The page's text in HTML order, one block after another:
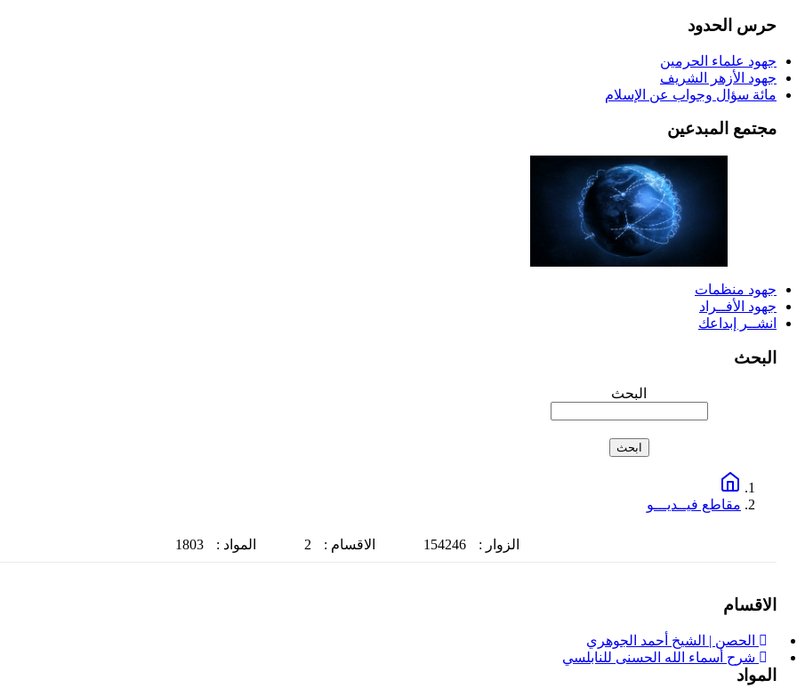
حرس الحدود
جهود علماء الحرمين
جهود الأزهر الشريف
مائة سؤال وجواب عن الإسلام
مجتمع المبدعين
جهود منظمات
جهود الأفــراد
انشــر إبداعك
البحث
البحث
مقاطع فيــديـــو
الزوار : 154246 الاقسام : 2 المواد :
1803
الاقسام
الحصن | الشيخ أحمد الجوهري
شرح أسماء الله الحسنى للنابلسي
المواد